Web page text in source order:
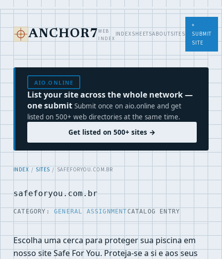
ANCHOR7 WEB
INDEX
INDEXSHEETSABOUTSITES
+
SUBMIT
SITE
AIO.ONLINE
List your site across the whole network —
one submit Submit once on aio.online and get
listed on 500+ web directories at the same time.
Get listed on 500+ sites →
INDEX / SITES / SAFEFORYOU.COM.BR
safeforyou.com.br
CATEGORY: GENERAL ASSIGNMENT CATALOG ENTRY
Escolha uma cerca para proteger sua piscina em
nosso site Safe For You. Proteja-se a si e aos seus